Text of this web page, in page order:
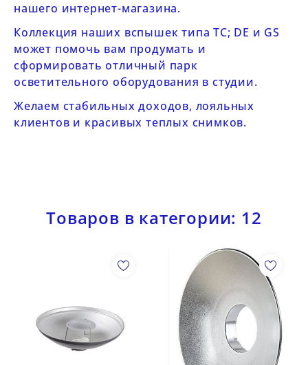
нашего интернет-магазина.
Коллекция наших вспышек типа ТС; DE и GS
может помочь вам продумать и
сформировать отличный парк
осветительного оборудования в студии.
Желаем стабильных доходов, лояльных
клиентов и красивых теплых снимков.
Товаров в категории: 12